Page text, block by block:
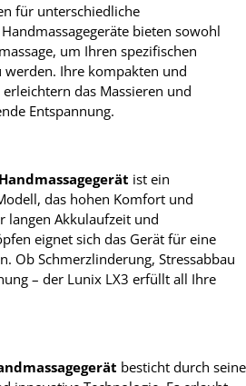
für unterschiedliche
bieten sowohl
um Ihren spezifischen
Ihre kompakten und
das Massieren und
Entspannung.
ist ein
das hohen Komfort und
langen Akkulaufzeit und
eignet sich das Gerät für eine
Ob Schmerzlinderung, Stressabbau
– der Lunix LX3 erfüllt all Ihre
besticht durch seine